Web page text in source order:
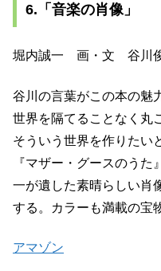
6.「音楽の肖像」
堀内誠一 画・文 谷川
谷川の言葉がこの本の魅
世界を隔てることなく丸
そういう世界を作りたい
『マザー・グースのう
一が遺した素晴らしい肖
する。カラーも満載の宝
アマゾン